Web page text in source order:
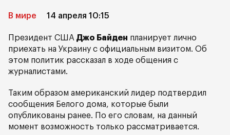
В мире 14 апреля 10:15
Президент США Джо Байден планирует лично
приехать на Украину с официальным визитом. Об
этом политик рассказал в ходе общения с
журналистами.
Таким образом американский лидер подтвердил
сообщения Белого дома, которые были
опубликованы ранее. По его словам, на данный
момент возможность только рассматривается.